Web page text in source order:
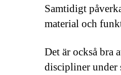
Samtidigt
material och
Det är också bra
discipliner under